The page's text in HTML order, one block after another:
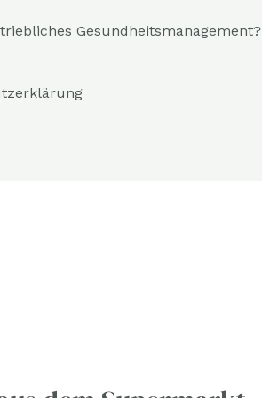
Gesundheitsmanagement?